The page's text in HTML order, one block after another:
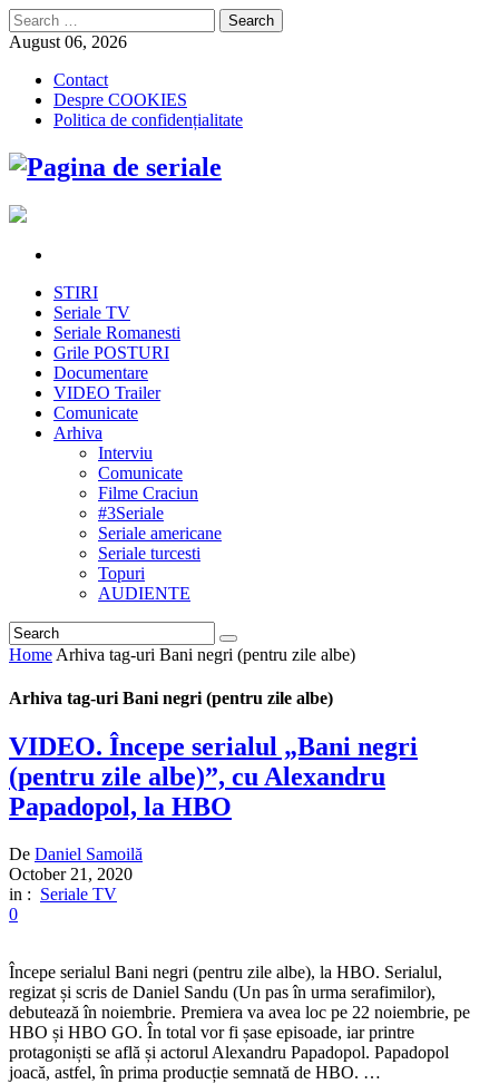
Search
for:
August 06, 2026
Contact
Despre COOKIES
Politica de confidențialitate
STIRI
Seriale TV
Seriale Romanesti
Grile POSTURI
Documentare
VIDEO Trailer
Comunicate
Arhiva
Interviu
Comunicate
Filme Craciun
#3Seriale
Seriale americane
Seriale turcesti
Topuri
AUDIENTE
Home Arhiva tag-uri Bani negri (pentru zile albe)
Arhiva tag-uri Bani negri (pentru zile albe)
VIDEO. Începe serialul „Bani negri
(pentru zile albe)”, cu Alexandru
Papadopol, la HBO
De Daniel Samoilă
October 21, 2020
in : Seriale TV
0
Începe serialul Bani negri (pentru zile albe), la HBO. Serialul,
regizat și scris de Daniel Sandu (Un pas în urma serafimilor),
debutează în noiembrie. Premiera va avea loc pe 22 noiembrie, pe
HBO și HBO GO. În total vor fi șase episoade, iar printre
protagoniști se află și actorul Alexandru Papadopol. Papadopol
joacă, astfel, în prima producție semnată de HBO. …